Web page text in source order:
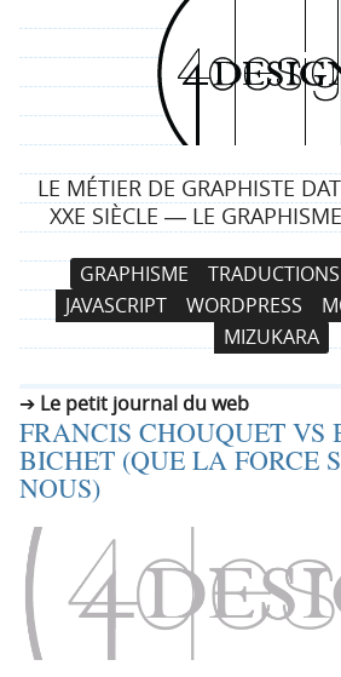
LE MÉTIER DE GRAPHISTE
XXE SIÈCLE ― LE
a
t
i
o
p
a
u
c
o
n
GRAPHISME TRADUCTIONS
JAVASCRIPT
WORDPRESS
MIZUKARA
Le petit journal du web
FRANCIS CHOUQUET VS
BICHET (QUE LA FORCE
NOUS)